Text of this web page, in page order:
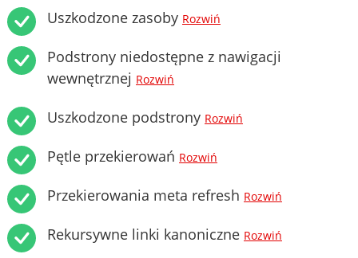
Uszkodzone zasoby Rozwiń
Podstrony niedostępne z nawigacji
wewnętrznej Rozwiń
Uszkodzone podstrony Rozwiń
Pętle przekierowań Rozwiń
Przekierowania meta refresh Rozwiń
Rekursywne linki kanoniczne Rozwiń